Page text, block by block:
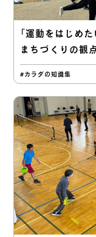
「運動をはじめ
まちづくりの観
#カラダの知識集